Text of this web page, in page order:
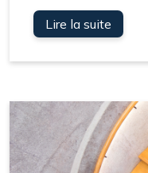
Lire la suite